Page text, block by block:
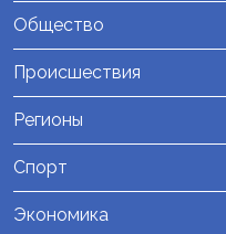
Общество
Происшествия
Регионы
Спорт
Экономика